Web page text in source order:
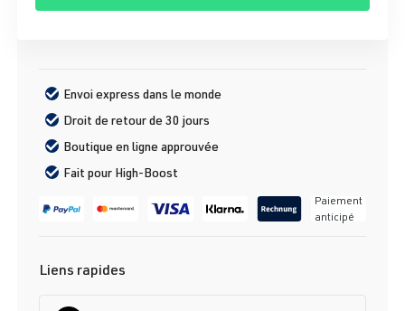
Envoi express dans le monde
Droit de retour de 30 jours
Boutique en ligne approuvée
Fait pour High-Boost
Paiement
anticipé
Liens rapides